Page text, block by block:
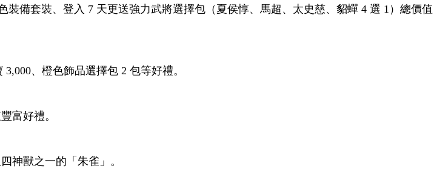
備套裝、登入 7 天更送強力武將選擇包（夏侯惇、馬超、太史慈、貂蟬 4 選 1）總價值
、橙色飾品選擇包 2 包等好禮。
富好禮。
神獸之一的「朱雀」。